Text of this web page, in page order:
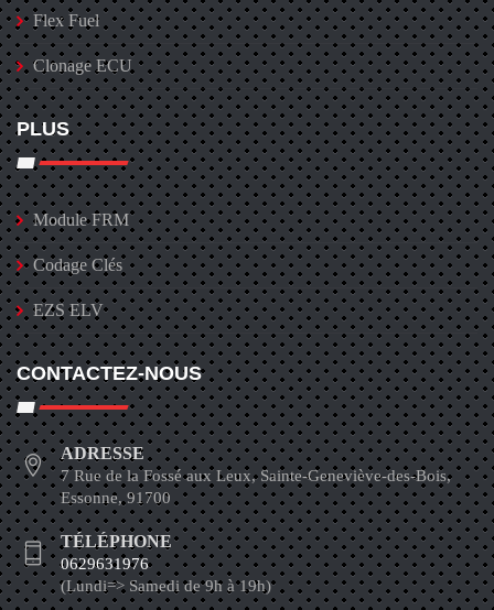
Flex Fuel
Clonage ECU
PLUS
Module FRM
Codage Clés
EZS ELV
CONTACTEZ-NOUS
ADRESSE
7 Rue de la Fossé aux Leux, Sainte-Geneviève-des-Bois,
Essonne, 91700
TÉLÉPHONE
0629631976
(Lundi=> Samedi de 9h à 19h)